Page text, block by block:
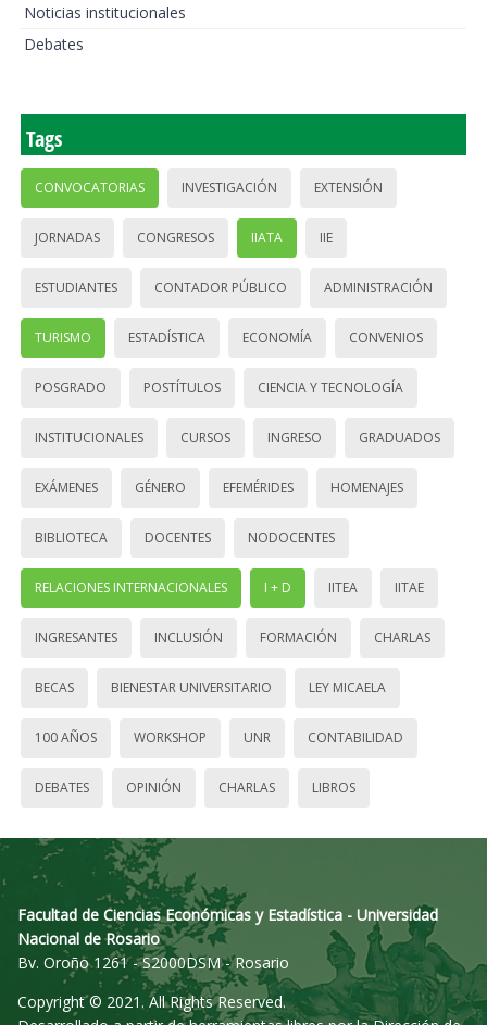
Noticias institucionales
Debates
Tags
CONVOCATORIAS INVESTIGACIÓN EXTENSIÓN
JORNADAS CONGRESOS IIATA IIE
ESTUDIANTES CONTADOR PÚBLICO ADMINISTRACIÓN
TURISMO ESTADÍSTICA ECONOMÍA CONVENIOS
POSGRADO POSTÍTULOS CIENCIA Y TECNOLOGÍA
INSTITUCIONALES CURSOS INGRESO GRADUADOS
EXÁMENES GÉNERO EFEMÉRIDES HOMENAJES
BIBLIOTECA DOCENTES NODOCENTES
RELACIONES INTERNACIONALES I + D IITEA IITAE
INGRESANTES INCLUSIÓN FORMACIÓN CHARLAS
BECAS BIENESTAR UNIVERSITARIO LEY MICAELA
100 AÑOS WORKSHOP UNR CONTABILIDAD
DEBATES OPINIÓN CHARLAS LIBROS
Facultad de Ciencias Económicas y Estadística - Universidad
Nacional de Rosario
Bv. Oroño 1261 - S2000DSM - Rosario
Copyright © 2021. All Rights Reserved.